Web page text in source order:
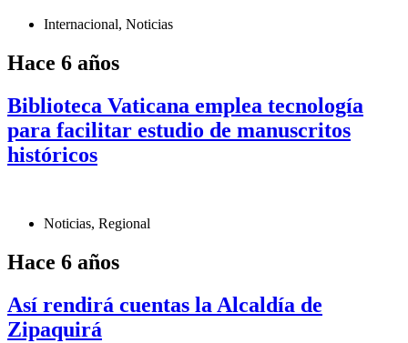
Internacional, Noticias
Hace 6 años
Biblioteca Vaticana emplea tecnología
para facilitar estudio de manuscritos
históricos
Noticias, Regional
Hace 6 años
Así rendirá cuentas la Alcaldía de
Zipaquirá